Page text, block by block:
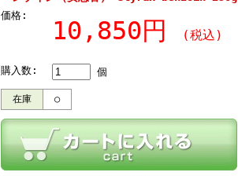
価格:
10,850円 (税込)
購入数: 個
在庫 ○